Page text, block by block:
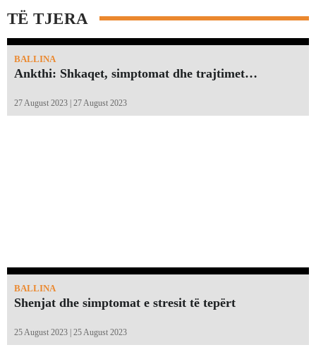
TË TJERA
BALLINA
Ankthi: Shkaqet, simptomat dhe trajtimet…
27 August 2023 | 27 August 2023
BALLINA
Shenjat dhe simptomat e stresit të tepërt
25 August 2023 | 25 August 2023